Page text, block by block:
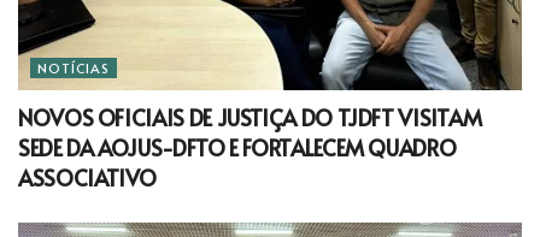
NOTÍCIAS
NOVOS OFICIAIS DE JUSTIÇA DO TJDFT VISITAM
SEDE DA AOJUS-DFTO E FORTALECEM QUADRO
ASSOCIATIVO